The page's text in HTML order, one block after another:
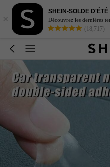
×
SHEIN-SOLDE D'ÉTÉ
Découvrez les dernières
(18,717)